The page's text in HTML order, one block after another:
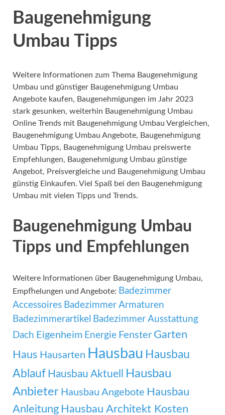
Baugenehmigung
Umbau Tipps
Weitere Informationen zum Thema Baugenehmigung
Umbau und günstiger Baugenehmigung Umbau
Angebote kaufen, Baugenehmigungen im Jahr 2023
stark gesunken, weiterhin Baugenehmigung Umbau
Online Trends mit Baugenehmigung Umbau Vergleichen,
Baugenehmigung Umbau Angebote, Baugenehmigung
Umbau Tipps, Baugenehmigung Umbau preiswerte
Empfehlungen, Baugenehmigung Umbau günstige
Angebot, Preisvergleiche und Baugenehmigung Umbau
günstig Einkaufen. Viel Spaß bei den Baugenehmigung
Umbau mit vielen Tipps und Trends.
Baugenehmigung Umbau
Tipps und Empfehlungen
Weitere Informationen über Baugenehmigung Umbau,
Empfhelungen und Angebote: Badezimmer
Accessoires Badezimmer Armaturen
Badezimmerartikel Badezimmer Ausstattung
Dach Eigenheim Energie Fenster Garten
Haus Hausarten Hausbau Hausbau
Ablauf Hausbau Aktuell
Hausbau
Anbieter Hausbau Angebote Hausbau
Anleitung Hausbau Architekt Kosten